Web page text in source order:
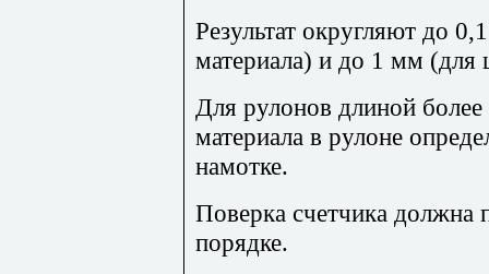
Результат округляют до
материала) и до 1 мм (для
Для рулонов длиной
материала в рулоне
намотке.
Поверка счетчика должна
порядке.